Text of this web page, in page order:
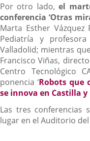
Por otro lado,el
conferencia ‘Otras
Marta Esther Vázquez
Pediatría y
Valladolid; mientras que
Francisco Viñas,
Centro Tecnológico
ponencia ‘Robots que
se innova en Castilla y
Las tres conferencias
lugar en el Auditorio